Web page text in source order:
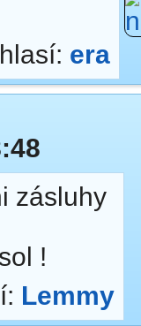
era
zásluhy
!
Lemmy